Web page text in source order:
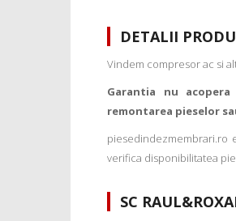
DETALII
Vindem compresor ac si
Garantia nu
remontarea pieselor
verifica disponibilitatea
SC